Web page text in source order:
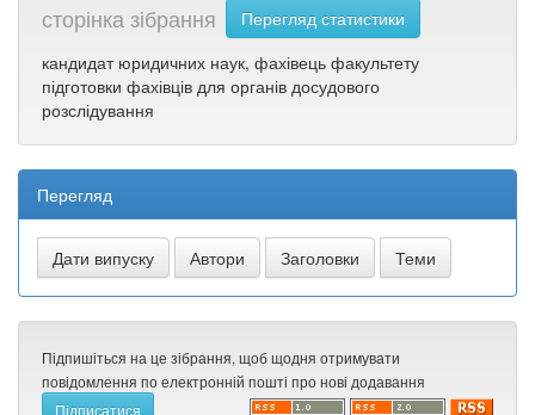
сторінка зібрання
Перегляд статистики
кандидат юридичних наук, фахівець факультету
підготовки фахівців для органів досудового
розслідування
Перегляд
Підпишіться на це зібрання, щоб щодня отримувати
повідомлення по електронній пошті про нові додавання